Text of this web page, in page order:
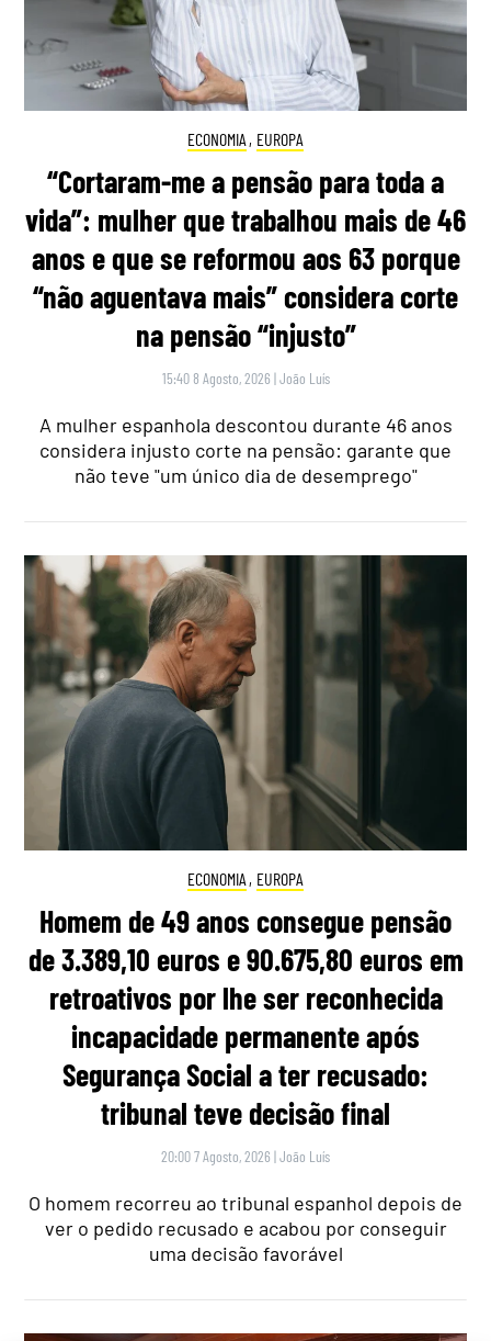
ECONOMIA , EUROPA
“Cortaram-me a pensão para toda a
vida”: mulher que trabalhou mais de 46
anos e que se reformou aos 63 porque
“não aguentava mais” considera corte
na pensão “injusto”
15:40 8 Agosto, 2026 |João Luís
A mulher espanhola descontou durante 46 anos
considera injusto corte na pensão: garante que
não teve "um único dia de desemprego"
ECONOMIA , EUROPA
Homem de 49 anos consegue pensão
de 3.389,10 euros e 90.675,80 euros em
retroativos por lhe ser reconhecida
incapacidade permanente após
Segurança Social a ter recusado:
tribunal teve decisão final
20:00 7 Agosto, 2026 |João Luís
O homem recorreu ao tribunal espanhol depois de
ver o pedido recusado e acabou por conseguir
uma decisão favorável